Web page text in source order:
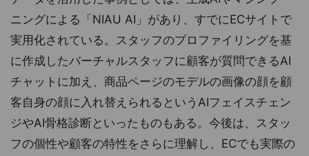
ニングによる「NIAU AI」があり、すでにECサイトで
実用化されている。スタッフのプロファイリングを基
に作成したバーチャルスタッフに顧客が質問できるAI
チャットに加え、商品ページのモデルの画像の顔を顧
客自身の顔に入れ替えられるというAIフェイスチェン
ジやAI骨格診断といったものもある。今後は、スタッ
フの個性や顧客の特性をさらに理解し、ECでも実際の